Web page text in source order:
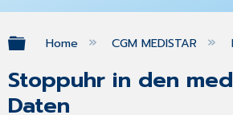
Expand/collapse
Home CGM MEDISTAR
Stoppuhr in den
Daten